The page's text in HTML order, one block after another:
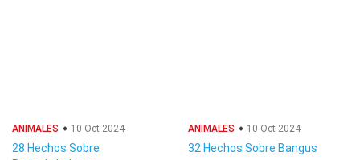
ANIMALES 10 Oct 2024
28 Hechos Sobre
ANIMALES 10 Oct 2024
32 Hechos Sobre Bangus